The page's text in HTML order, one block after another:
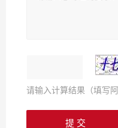
请输入计算结果（填写